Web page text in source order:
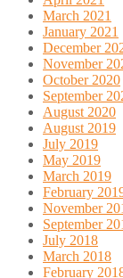
March 2021
January 2021
December
November
October 2020
September
August 2020
August 2019
July 2019
May 2019
March 2019
February
November
September
July 2018
March 2018
February